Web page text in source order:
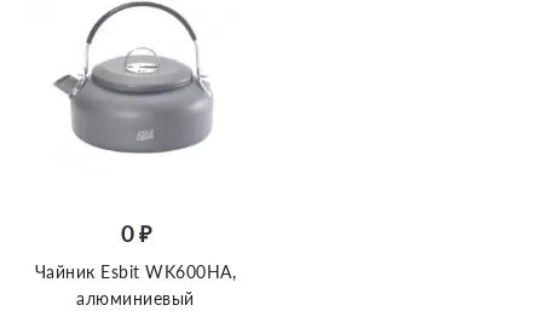
0 ₽
Чайник Esbit WK600HA,
алюминиевый